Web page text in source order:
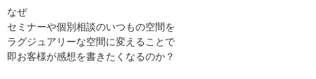
なぜ
セミナーや個別相談のいつもの空間を
ラグジュアリーな空間に変えることで
即お客様が感想を書きたくなるのか？